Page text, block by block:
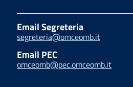
Email Segreteria
segreteria@omceomb.it
Email PEC
omceomb@pec.omceomb.it